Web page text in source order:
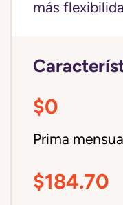
más
$0
Prima
$184.70